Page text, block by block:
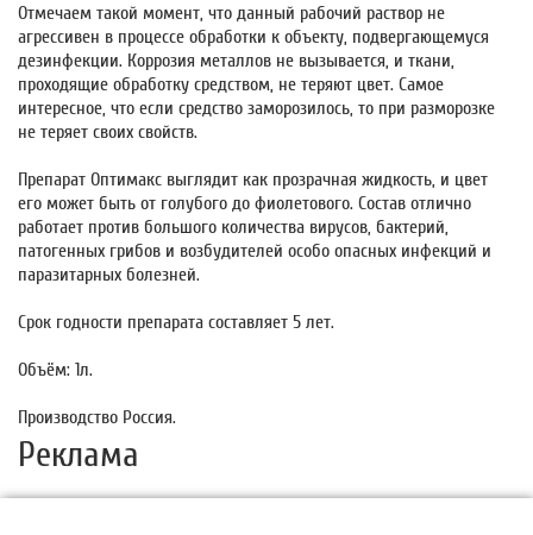
Отмечаем такой момент, что данный рабочий раствор не
агрессивен в процессе обработки к объекту, подвергающемуся
дезинфекции. Коррозия металлов не вызывается, и ткани,
проходящие обработку средством, не теряют цвет. Самое
интересное, что если средство заморозилось, то при разморозке
не теряет своих свойств.
Препарат Оптимакс выглядит как прозрачная жидкость, и цвет
его может быть от голубого до фиолетового. Состав отлично
работает против большого количества вирусов, бактерий,
патогенных грибов и возбудителей особо опасных инфекций и
паразитарных болезней.
Срок годности препарата составляет 5 лет.
Объём: 1л.
Производство Россия.
Реклама